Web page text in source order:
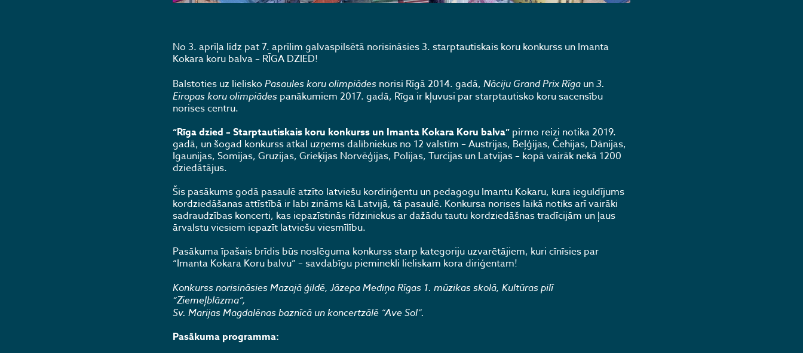
No 3. aprīļa līdz pat 7. aprīlim galvaspilsētā norisināsies 3. starptautiskais koru konkurss un Imanta
Kokara koru balva – RĪGA DZIED!
Balstoties uz lielisko Pasaules koru olimpiādes norisi Rīgā 2014. gadā, Nāciju Grand Prix Rīgaun3.
Eiropas koru olimpiādes panākumiem 2017. gadā, Rīga ir kļuvusi par starptautisko koru sacensību
norises centru.
“Rīga dzied – Starptautiskais koru konkurss un Imanta Kokara Koru balva”pirmo reizi notika 2019.
gadā, un šogad konkurss atkal uzņems dalībniekus no 12 valstīm – Austrijas, Beļģijas, Čehijas, Dānijas,
Igaunijas, Somijas, Gruzijas, Grieķijas Norvēģijas, Polijas, Turcijas un Latvijas – kopā vairāk nekā 1200
dziedātājus.
Šis pasākums godā pasaulē atzīto latviešu kordiriģentu un pedagogu Imantu Kokaru, kura ieguldījums
kordziedāšanas attīstībā ir labi zināms kā Latvijā, tā pasaulē. Konkursa norises laikā notiks arī vairāki
sadraudzības koncerti, kas iepazīstinās rīdziniekus ar dažādu tautu kordziedāšnas tradīcijām un ļaus
ārvalstu viesiem iepazīt latviešu viesmīlību.
Pasākuma īpašais brīdis būs noslēguma konkurss starp kategoriju uzvarētājiem, kuri cīnīsies par
“Imanta Kokara Koru balvu” – savdabīgu pieminekli lieliskam kora diriģentam!
Konkurss norisināsies Mazajā ģildē, Jāzepa Mediņa Rīgas 1. mūzikas skolā, Kultūras pilī
“Ziemeļblāzma”,
Sv. Marijas Magdalēnas baznīcā un koncertzālē “Ave Sol”.
Pasākuma programma: